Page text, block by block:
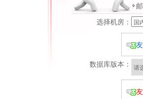
选择机房：
数据库版本：